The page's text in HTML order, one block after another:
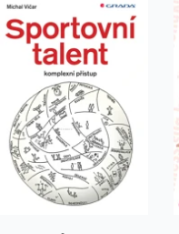
identifikátor uživatele. Lze jej
umožňuje sledování uživatelů.
soubor cookie relace, bude
o tom, jak koncový
používáme k měření používání